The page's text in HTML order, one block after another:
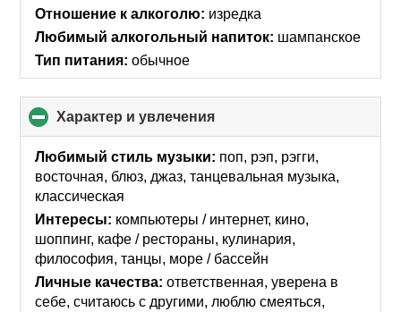
Отношение к алкоголю: изредка
Любимый алкогольный напиток: шампанское
Тип питания: обычное
Характер и увлечения
to
collapse
contents
Любимый стиль музыки: поп, рэп, рэгги,
восточная, блюз, джаз, танцевальная музыка,
классическая
Интересы: компьютеры / интернет, кино,
шоппинг, кафе / рестораны, кулинария,
философия, танцы, море / бассейн
Личные качества: ответственная, уверена в
себе, считаюсь с другими, люблю смеяться,